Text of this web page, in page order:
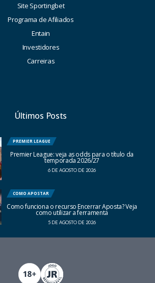
Site Sportingbet
Programa de Afiliados
Entain
Investidores
Carreiras
Últimos Posts
PREMIER LEAGUE
Premier League: veja as odds para o título da
temporada 2026/27
6 DE AGOSTO DE 2026
COMO APOSTAR
Como funciona o recurso Encerrar Aposta? Veja
como utilizar a ferramenta
5 DE AGOSTO DE 2026